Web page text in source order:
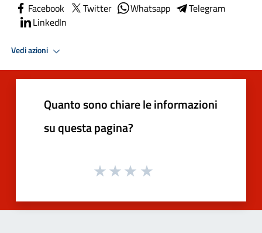
Facebook Twitter Whatsapp
Telegram
LinkedIn
Vedi azioni
Quanto sono chiare le informazioni
su questa pagina?